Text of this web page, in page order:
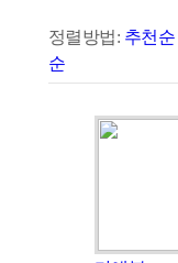
정렬방법: 추천순
순